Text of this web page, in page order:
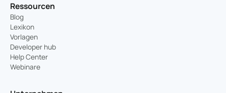
Ressourcen
Blog
Lexikon
Vorlagen
Developer hub
Help Center
Webinare